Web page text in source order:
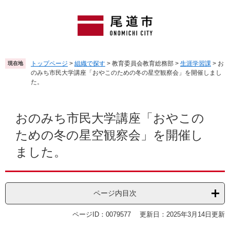
頭
で
飛
ば
現在地 トップページ > 組織で探す > 教育委員会教育総務部 > 生涯学習課 > お
のみち市民大学講座「おやこのための冬の星空観察会」を開催しまし
た。
おのみち市民大学講座「おやこの
ための冬の星空観察会」を開催し
ました。
ページ内目次
ページID：0079577 更新日：2025年3月14日更新